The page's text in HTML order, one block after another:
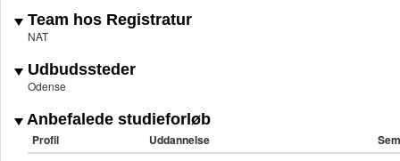
Team hos Registratur
NAT
Udbudssteder
Odense
Anbefalede studieforløb
Profil Uddannelse